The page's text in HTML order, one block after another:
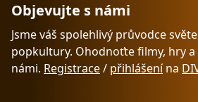
Objevujte s námi
Jsme váš spolehlivý průvodce
popkultury. Ohodnoťte filmy, hry a
námi. Registrace/ přihlášenína